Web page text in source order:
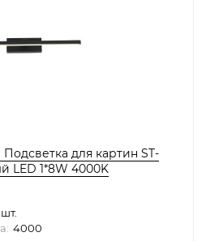
Подсветка для картин ST-
LED 1*8W 4000K
шт.
4000